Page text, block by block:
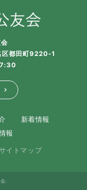
都田町9220-1
新着情報
報
イトマップ
.